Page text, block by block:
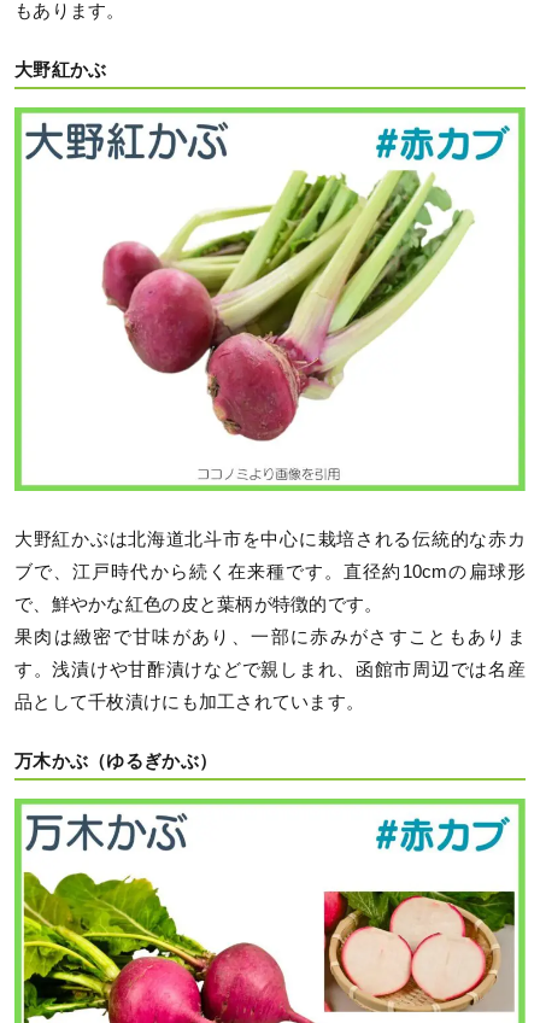
もあります。
大野紅かぶ
大野紅かぶは北海道北斗市を中心に栽培される伝統的な赤カ
ブで、江戸時代から続く在来種です。直径約10cmの扁球形
で、鮮やかな紅色の皮と葉柄が特徴的です。
果肉は緻密で甘味があり、一部に赤みがさすこともありま
す。浅漬けや甘酢漬けなどで親しまれ、函館市周辺では名産
品として千枚漬けにも加工されています。
万木かぶ（ゆるぎかぶ）